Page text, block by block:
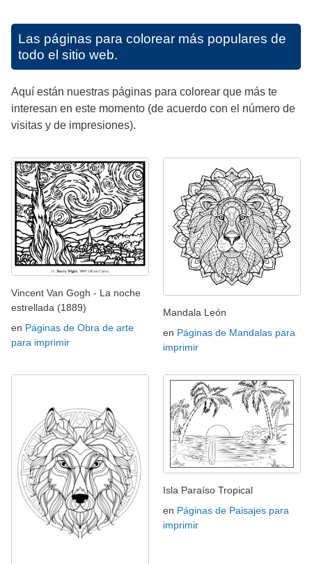
Las páginas para colorear más populares de
todo el sitio web.
Aquí están nuestras páginas para colorear que más te
interesan en este momento (de acuerdo con el número de
visitas y de impresiones).
Vincent Van Gogh - La noche
estrellada (1889)
en Páginas de Obra de arte
para imprimir
Mandala León
en Páginas de Mandalas para
imprimir
Isla Paraíso Tropical
en Páginas de Paisajes para
imprimir